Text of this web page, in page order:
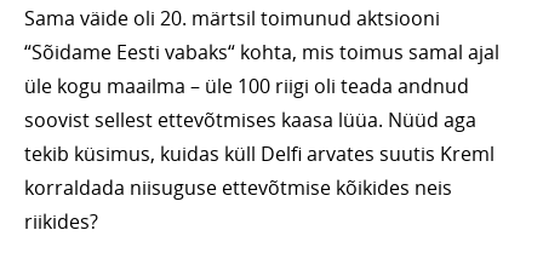
Sama väide oli 20. märtsil toimunud aktsiooni
“Sõidame Eesti vabaks“ kohta, mis toimus samal ajal
üle kogu maailma – üle 100 riigi oli teada andnud
soovist sellest ettevõtmises kaasa lüüa. Nüüd aga
tekib küsimus, kuidas küll Delfi arvates suutis Kreml
korraldada niisuguse ettevõtmise kõikides neis
riikides?